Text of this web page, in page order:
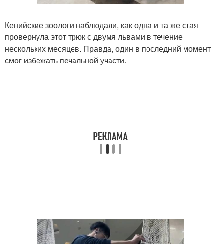
Кенийские зоологи наблюдали, как одна и та же стая
провернула этот трюк с двумя львами в течение
нескольких месяцев. Правда, один в последний момент
смог избежать печальной участи.